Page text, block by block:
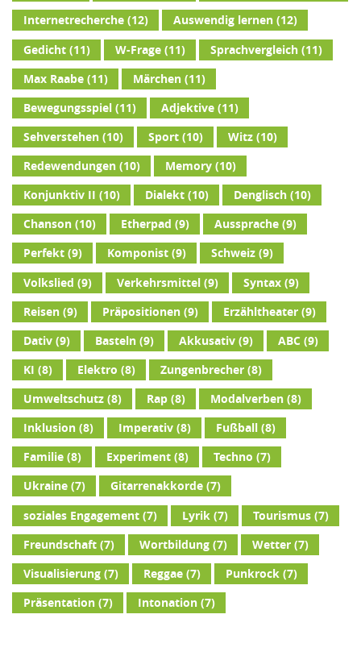
Internetrecherche(12) Auswendig lernen(12)
Gedicht(11) W-Frage(11) Sprachvergleich(11)
Max Raabe(11) Märchen(11)
Bewegungsspiel(11) Adjektive(11)
Sehverstehen(10) Sport(10) Witz(10)
Redewendungen(10) Memory(10)
Konjunktiv II (10) Dialekt(10) Denglisch(10)
Chanson(10) Etherpad (9) Aussprache(9)
Perfekt(9) Komponist(9) Schweiz(9)
Volkslied (9) Verkehrsmittel(9) Syntax(9)
Reisen(9) Präpositionen(9) Erzähltheater(9)
Dativ(9) Basteln(9) Akkusativ(9) ABC (9)
KI (8) Elektro (8) Zungenbrecher(8)
Umweltschutz(8) Rap(8) Modalverben(8)
Inklusion(8) Imperativ(8) Fußball(8)
Familie(8) Experiment(8) Techno (7)
Ukraine(7) Gitarrenakkorde(7)
soziales Engagement(7) Lyrik(7) Tourismus(7)
Freundschaft(7) Wortbildung(7) Wetter(7)
Visualisierung(7) Reggae(7) Punkrock(7)
Präsentation(7) Intonation(7)